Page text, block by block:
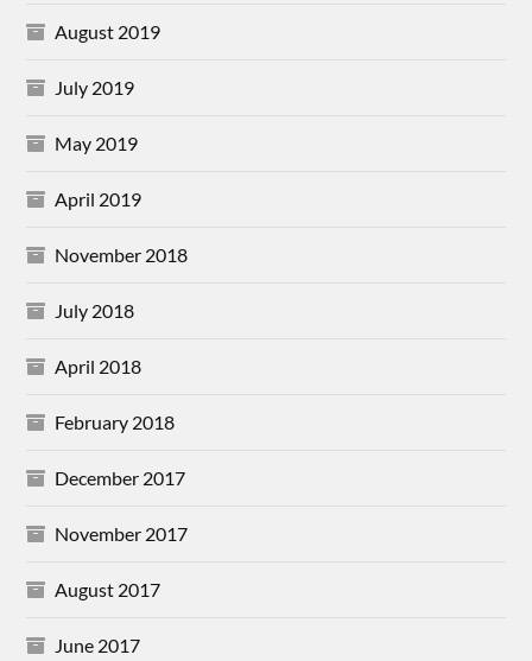
August 2019
July 2019
May 2019
April 2019
November 2018
July 2018
April 2018
February 2018
December 2017
November 2017
August 2017
June 2017